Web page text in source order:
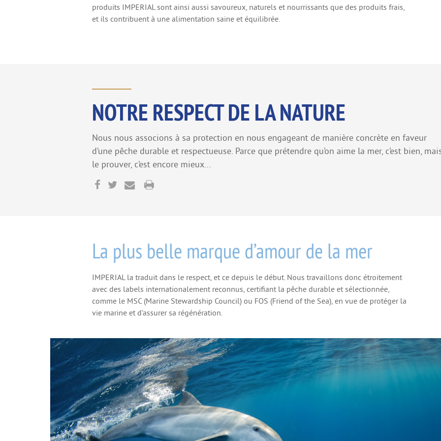
produits IMPERIAL sont ainsi aussi savoureux, naturels et nourrissants que des produits frais,
et ils contribuent à une alimentation saine et équilibrée.
NOTRE RESPECT DE LA NATURE
Nous nous associons à sa protection en nous engageant de manière concrète en faveur
d’une pêche durable et respectueuse. Parce que prétendre qu’on aime la mer, c’est bien,
le prouver, c’est encore mieux...
La plus belle marque d’amour de la mer
IMPERIAL la traduit dans le respect, et ce depuis le début. Nous travaillons donc étroitement
avec des labels internationalement reconnus, certifiant la pêche durable et sélectionnée,
comme le MSC (Marine Stewardship Council) ou FOS (Friend of the Sea), en vue de protéger la
vie marine et d’assurer sa régénération.